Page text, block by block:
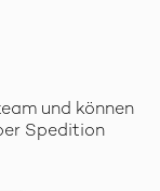
und können
Spedition